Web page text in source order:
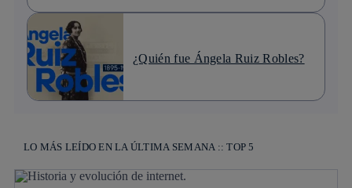
¿Quién fue Ángela Ruiz Robles?
LO MÁS LEÍDO EN LA ÚLTIMA SEMANA :: TOP 5